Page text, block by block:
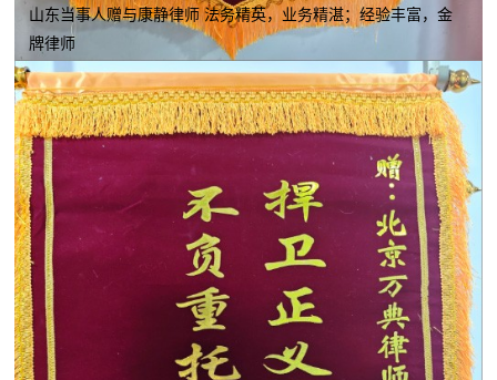
山东当事人赠与康静律师 法务精英，业务精湛；经验丰富，金
牌律师